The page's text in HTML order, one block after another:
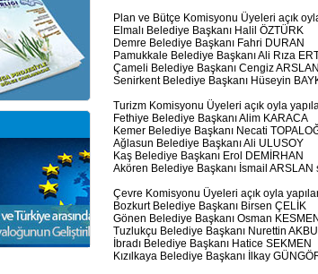
Plan ve Bütçe Komisyonu Üyeleri açık
Elmalı Belediye Başkanı Halil ÖZTÜRK
Demre Belediye Başkanı Fahri DURAN
Pamukkale Belediye Başkanı Ali Rıza
Çameli Belediye Başkanı Cengiz ARSLAN
Senirkent Belediye Başkanı Hüseyin
Turizm Komisyonu Üyeleri açık oyla
Fethiye Belediye Başkanı Alim KARACA
Kemer Belediye Başkanı Necati
Ağlasun Belediye Başkanı Ali ULUSOY
Kaş Belediye Başkanı Erol DEMİRHAN
Akören Belediye Başkanı İsmail ARSLAN
Çevre Komisyonu Üyeleri açık oyla
Bozkurt Belediye Başkanı Birsen ÇELİK
Gönen Belediye Başkanı Osman KESMEN
Tuzlukçu Belediye Başkanı Nurettin
İbradı Belediye Başkanı Hatice SEKMEN
Kızılkaya Belediye Başkanı İlkay